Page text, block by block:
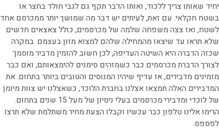
יחיד שאותו צריך ללכוד, ואותו הדבר תקף גם לגבי חולד בחצר או
בשטח חקלאי. עם זאת, לעיתים יש דבר מה שמושך יותר ממכרסם אחד
לשטח, ואז צצה משפחה שלמה של מכרסמים, כולל צאצאים חדשים
שלא תראו עד שיצאו מהמחילה שלהם למצוא מזון בעצמם. במקרה
שכזה הדברה היא השיטה העדיפה, לכן חשוב להזמין מדביר מוסמך
לצורך הדברת מכרסמים כבר כשמזהים סימנים להימצאותם, ואם כבר
מזמינים מדבירים, אז עדיף שיהיו המנוסים והטובים ביותר בתחום. את
המדבירים האלה תמצאו אצלנו בחברת הלוכד, כשאצלנו יש צוות מיומן
של לוכדי ומדבירי מכרסמים בעלי ניסיון של מעל 15 שנים בתחום.
הרימו אלינו טלפון כבר עכשיו וקבלו הצעת מחיר משתלמת שלא תרצו
לפספס.